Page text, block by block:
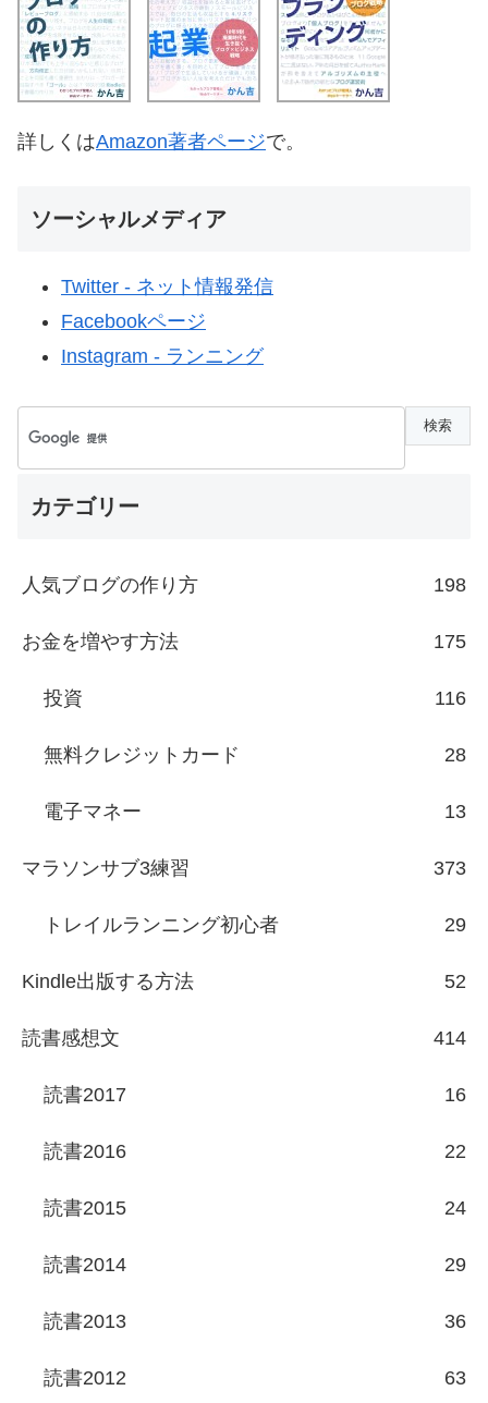
詳しくはAmazon著者ページで。
ソーシャルメディア
Twitter - ネット情報発信
Facebookページ
Instagram - ランニング
カテゴリー
人気ブログの作り方 198
お金を増やす方法 175
投資 116
無料クレジットカード 28
電子マネー 13
マラソンサブ3練習 373
トレイルランニング初心者 29
Kindle出版する方法 52
読書感想文 414
読書2017 16
読書2016 22
読書2015 24
読書2014 29
読書2013 36
読書2012 63